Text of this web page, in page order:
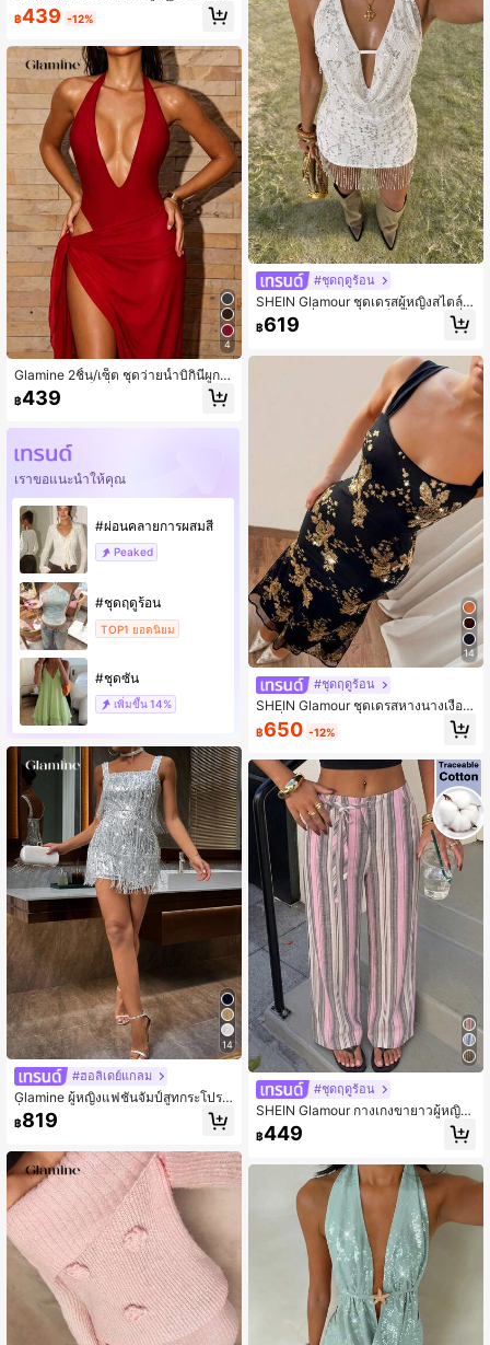
งขากว้างสไตล์เรโทร ทรงพริ้วช่วยพราง
หุ่น ลำลอง สำหรับฤดูใบไม้ร่วง กลับไปโ
฿439 -12%
4
Glamine 2ชิ้น/เซ็ต ชุดว่ายน้ำบิกินี่ผูกค
อเว้าหลังสุดเซ็กซี่สีแดงสำหรับฤดูใบไม้
ผลิ/ฤดูร้อนมาใหม่สำหรับผู้หญิง
฿439
เราขอแนะนำให้คุณ
#ผ่อนคลายการผสมสี
Peaked
#ชุดฤดูร้อน
TOP1 ยอดนิยม
#ชุดซัน
เพิ่มขึ้น 14%
14
#ฮอลิเดย์แกลม
Glamine ผู้หญิงแฟชั่นจัมป์สูทกระโปรงเ
ลื่อมแพรวพราวสายหนา แขนกุด หลังเ
ปิด เล็ก สำหรับออกงานกลางคืน, จัมป์สู
ทลพาร์ตี้, เสื้อผ้าพาร์ตี้ยาววันปีใหม่ที่เซ็
กซี่
฿819
#ชุดฤดูร้อน
SHEIN Glamour ชุดเดรสผู้หญิงสไตล์เผ็
ดร้อนแฟชั่น คอคาวล์ เซ็กซี่ พู่ระย้า เลื่อ
ม คอเดรป สายผูก
฿619
14
#ชุดฤดูร้อน
SHEIN Glamour ชุดเดรสหางนางเงือก
ปักเลื่อมลายดอกไม้สำหรับผู้หญิง
฿650 -12%
#ชุดฤดูร้อน
SHEIN Glamour กางเกงขายาวผู้หญิง
ลำลองผูกเชือก ขาตรง ลายทาง ความย
าวกลาง-ต่ำ
฿449